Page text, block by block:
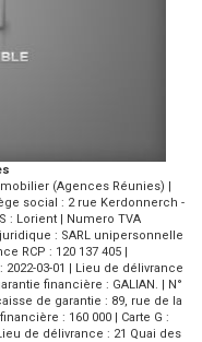
(Agences Réunies) |
social : 2 rue Kerdonnerch -
: Lorient | Numero TVA
: SARL unipersonnelle
RCP : 120 137 405 |
03-01 | Lieu de délivrance
financière : GALIAN. | N°
de garantie : 89, rue de la
: 160 000 | Carte G :
de délivrance : 21 Quai des